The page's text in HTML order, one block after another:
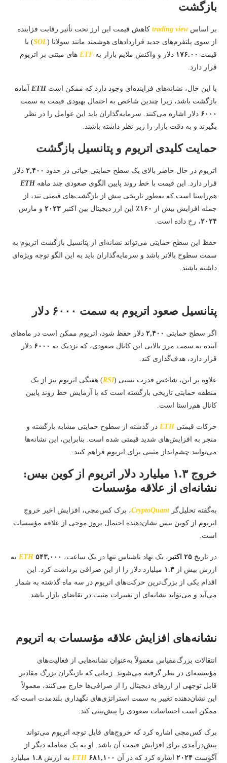
بازگشت
بر اساسtrading view کاهش قیمت این ارز تحت تأثیر رقابت فزاینده
از سوی پلتفرم‌های جدید قراردادهای هوشمند مانند سولانا (SOL) با
قیمت ۱۷۶.۰۰ دلار و واکنش ملایم بازار به ETF های مبتنی بر اتریوم
قرار دارد.
با این حال، نشانه‌های فزاینده‌ای وجود دارد که ممکن است ETH آماده
بازگشت باشد، زیرا چندین شاخص به احتمال بهبودی قیمت به سمت
۶۰۰۰ دلار اشاره می‌کنند. سرمایه‌گذاران باید این عوامل را در نظر
بگیرند و به دقت بازار را زیر نظر داشته باشند.
حمایت کلیدی اتریوم و پتانسیل بازگشت
اتریوم در حال حاضر بالای یک سطح حمایتی حیاتی در حدود ۲,۴۰۰ دلار
قرار دارد. این قیمت با خط روند پایین الگوی صعودی چند ماهه ETH
هم‌راستا است که به‌طور تاریخی پیش از بازگشت‌های قیمتی تند، از
جمله افزایش بیش از
۱۶۰٪ این ارز دیجیتال بین اکتبر ۲۰۲۳ و مارس
۲۰۲۴، رخ داده است.
حفظ این سطح حمایتی می‌تواند نشانه‌ای از پتانسیل بازگشت اتریوم به
سمت سطوح بالاتر باشد و سرمایه‌گذاران باید به این الگو توجه ویژه‌ای
داشته باشند.
پتانسیل صعود اتریوم به سمت ۶۰۰۰ دلار
اگر سطح حمایتی ۲,۴۰۰ دلار حفظ شود، اتریوم ممکن است در ماه‌های
آینده به سمت مرز بالایی این کانال صعودی، که نزدیک به ۶۰۰۰ دلار
قرار دارد، هدف‌گذاری کند.
علاوه بر این، شاخص قدرت نسبی (RSI) هفتگی اتریوم نیز از یک
منطقه حمایتی تاریخی بازگشته است که با آزمایش خط روند پایین
کانال هم‌راستا است.
حرکات قیمتیETH در گذشته از سطوح حمایتی مشابه بازگشته و
منجر به افزایش‌های شدید قیمتی شده است. بنابراین، این نشانه‌ها
می‌توانند چشم‌انداز مثبتی برای اتریوم فراهم کنند.
خروج ۱.۳ میلیارد دلار اتریوم از کوین بیس:
نشانه‌ای از علاقه مؤسسات
به‌گفته تحلیل‌گرCryptoQuant، برک کس‌مچی، افزایش اخیر خروج
اتریوم از کوین بیس نشان‌دهنده احتمال بروز موجی از علاقه مؤسسات
است.
در تاریخ ۲۵ اکتبر ، یک نهاد ناشناس تنها در یک ساعت، ۵۴۳,۰۰۰ ETH به
ارزش بیش از ۱.۳ میلیارد دلار را از این صرافی برداشت کرد. این
اقدام یکی از بزرگ‌ترین حرکت‌های اتریوم در سه ماه گذشته به شمار
می‌آید و می‌تواند نشانه‌ای از تغییرات مثبت در تقاضای بازار باشد.
نشانه‌های افزایش علاقه مؤسسات به اتریوم
انتقالات بزرگ‌مقیاس معمولاً به‌عنوان نشانه‌هایی از فعالیت‌های
مؤسسه‌ای در نظر گرفته می‌شوند. زمانی که بازیگران بزرگ مقادیر
قابل توجهی از ارزهای دیجیتال را از صرافی‌ها خارج می‌کنند، معمولاً
این نشان‌دهنده تغییر به سمت استراتژی‌های نگهداری بلندمدت است که
ممکن است احساسات صعودی را پیش‌بینی کند.
برک کس‌مچی اشاره کرد که خروج‌های قابل توجه اتریوم می‌تواند
پیش‌درآمدی برای افزایش قیمت آن باشد. او به یک معامله دیگر از
آگوست ۲۰۲۴ اشاره کرد که در آن ۶۸۱,۱۰۰ ETH به ارزش ۱.۸ میلیارد